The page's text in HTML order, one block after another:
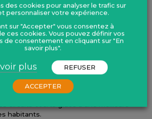
de vérifier la conformité de
le Règlement National de Publicité (RNP)
Taxe Locale de Publicité Extérieure
sur la commune visée pour l’implantation.
d’une telle signalétique contribue ainsi
du territoire en valorisant les
des fermes en vente directe
circuits courts grâce à une meilleure
habitants.
des cookies pour analyser le trafic sur
personnaliser votre expérience.
sur "Accepter" vous consentez à
ces cookies. Vous pouvez définir vos
de consentement en cliquant sur "En
savoir plus".
plus REFUSER
ACCEPTER